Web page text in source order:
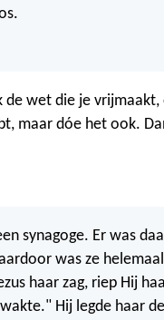
de wet die je
maar dóe het ook.
synagoge. Er was
was ze
haar zag, riep Hij
Hij legde haar